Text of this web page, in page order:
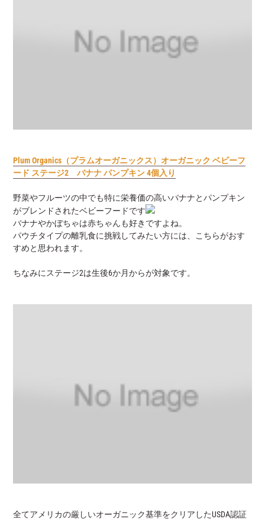
Plum Organics（プラムオーガニックス）オーガニック ベビーフ
ード ステージ2 バナナ パンプキン 4個入り
野菜やフルーツの中でも特に栄養価の高いバナナとパンプキン
がブレンドされたベビーフードです
バナナやかぼちゃは赤ちゃんも好きですよね。
パウチタイプの離乳食に挑戦してみたい方には、こちらがおす
すめと思われます。
ちなみにステージ2は生後6か月からが対象です。
全てアメリカの厳しいオーガニック基準をクリアしたUSDA認証